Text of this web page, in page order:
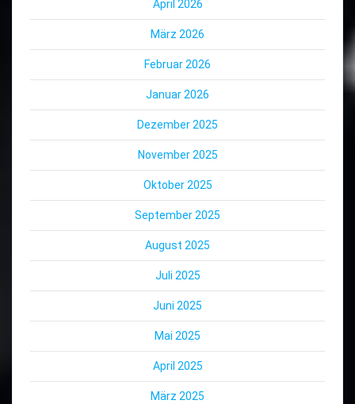
April 2026
März 2026
Februar 2026
Januar 2026
Dezember 2025
November 2025
Oktober 2025
September 2025
August 2025
Juli 2025
Juni 2025
Mai 2025
April 2025
März 2025